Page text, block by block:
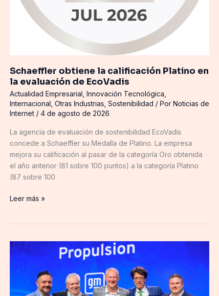
Schaeffler obtiene la calificación Platino en
la evaluación de EcoVadis
Actualidad Empresarial Innovación Tecnológica
Internacional Otras Industrias Sostenibilidad / Por Noticias de
Internet / 4 de agosto de 2026
La agencia de evaluación de sostenibilidad EcoVadis
concede a Schaeffler su Medalla de Platino. La empresa
mejora su calificación al pasar de la categoría Oro obtenida
el año anterior (81 sobre 100 puntos) a la categoría Platino
(87 sobre 100
Leer más »
Schaeffler
recibe
por
vez